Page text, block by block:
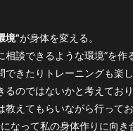
境”が身体を変える。
談できるような環境”を作
きたりトレーニングも楽し
のではないかと考えており
えてもらいながら行ってお
なって私の身体作りに向き